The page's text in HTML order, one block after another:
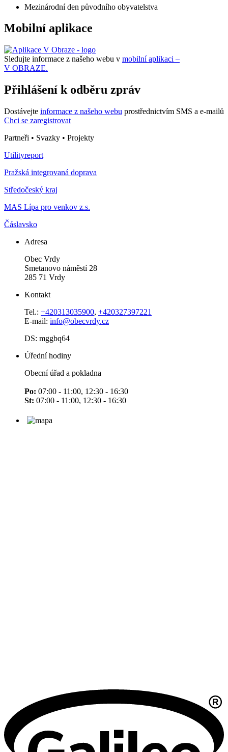
Mezinárodní den původního obyvatelstva
Mobilní aplikace
Sledujte informace z našeho webu v mobilní aplikaci –
V OBRAZE.
Přihlášení k odběru zpráv
Dostávejte informace z našeho webu prostřednictvím SMS a e-mailů
Chci se zaregistrovat
Partneři • Svazky • Projekty
Utilityreport
Pražská integrovaná doprava
Středočeský kraj
MAS Lípa pro venkov z.s.
Čáslavsko
Adresa
Obec Vrdy
Smetanovo náměstí 28
285 71 Vrdy
Kontakt
Tel.: +420313035900, +420327397221
E-mail: info@obecvrdy.cz
DS: mggbq64
Úřední hodiny
Obecní úřad a pokladna
Po: 07:00 - 11:00, 12:30 - 16:30
St: 07:00 - 11:00, 12:30 - 16:30